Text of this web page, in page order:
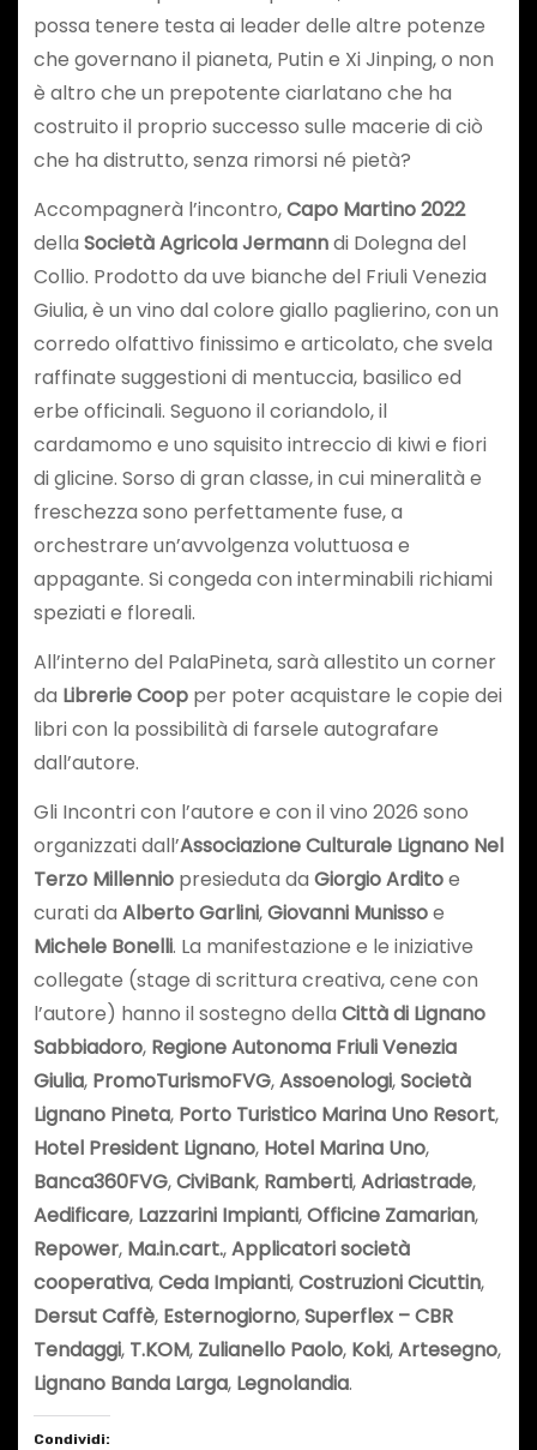
possa tenere testa ai leader delle altre potenze
che governano il pianeta, Putin e Xi Jinping, o non
è altro che un prepotente ciarlatano che ha
costruito il proprio successo sulle macerie di ciò
che ha distrutto, senza rimorsi né pietà?
Accompagnerà l’incontro,Capo Martino 2022
della Società Agricola Jermanndi Dolegna del
Collio. Prodotto da uve bianche del Friuli Venezia
Giulia, è un vino dal colore giallo paglierino, con un
corredo olfattivo finissimo e articolato, che svela
raffinate suggestioni di mentuccia, basilico ed
erbe officinali. Seguono il coriandolo, il
cardamomo e uno squisito intreccio di kiwi e fiori
di glicine. Sorso di gran classe, in cui mineralità e
freschezza sono perfettamente fuse, a
orchestrare un’avvolgenza voluttuosa e
appagante. Si congeda con interminabili richiami
speziati e floreali.
All’interno del PalaPineta, sarà allestito un corner
da Librerie Coopper poter acquistare le copie dei
libri con la possibilità di farsele autografare
dall’autore.
Gli Incontri con l’autore e con il vino 2026 sono
organizzati dall’Associazione Culturale Lignano Nel
Terzo Millenniopresieduta da Giorgio Arditoe
curati da Alberto Garlini,Giovanni Munissoe
Michele Bonelli. La manifestazione e le iniziative
collegate (stage di scrittura creativa, cene con
l’autore) hanno il sostegno della Città di Lignano
Sabbiadoro, Regione Autonoma Friuli Venezia
Giulia, PromoTurismoFVG,Assoenologi,Società
Lignano Pineta, Porto Turistico Marina Uno Resort,
Hotel President Lignano, Hotel Marina Uno,
Banca360FVG,CiviBank, Ramberti,Adriastrade,
Aedificare, Lazzarini Impianti,Officine Zamarian,
Repower, Ma.in.cart.,Applicatori società
cooperativa,Ceda Impianti,Costruzioni Cicuttin,
Dersut Caffè, Esternogiorno,Superflex – CBR
Tendaggi, T.KOM,Zulianello Paolo, Koki,Artesegno,
Lignano Banda Larga, Legnolandia.
Condividi: